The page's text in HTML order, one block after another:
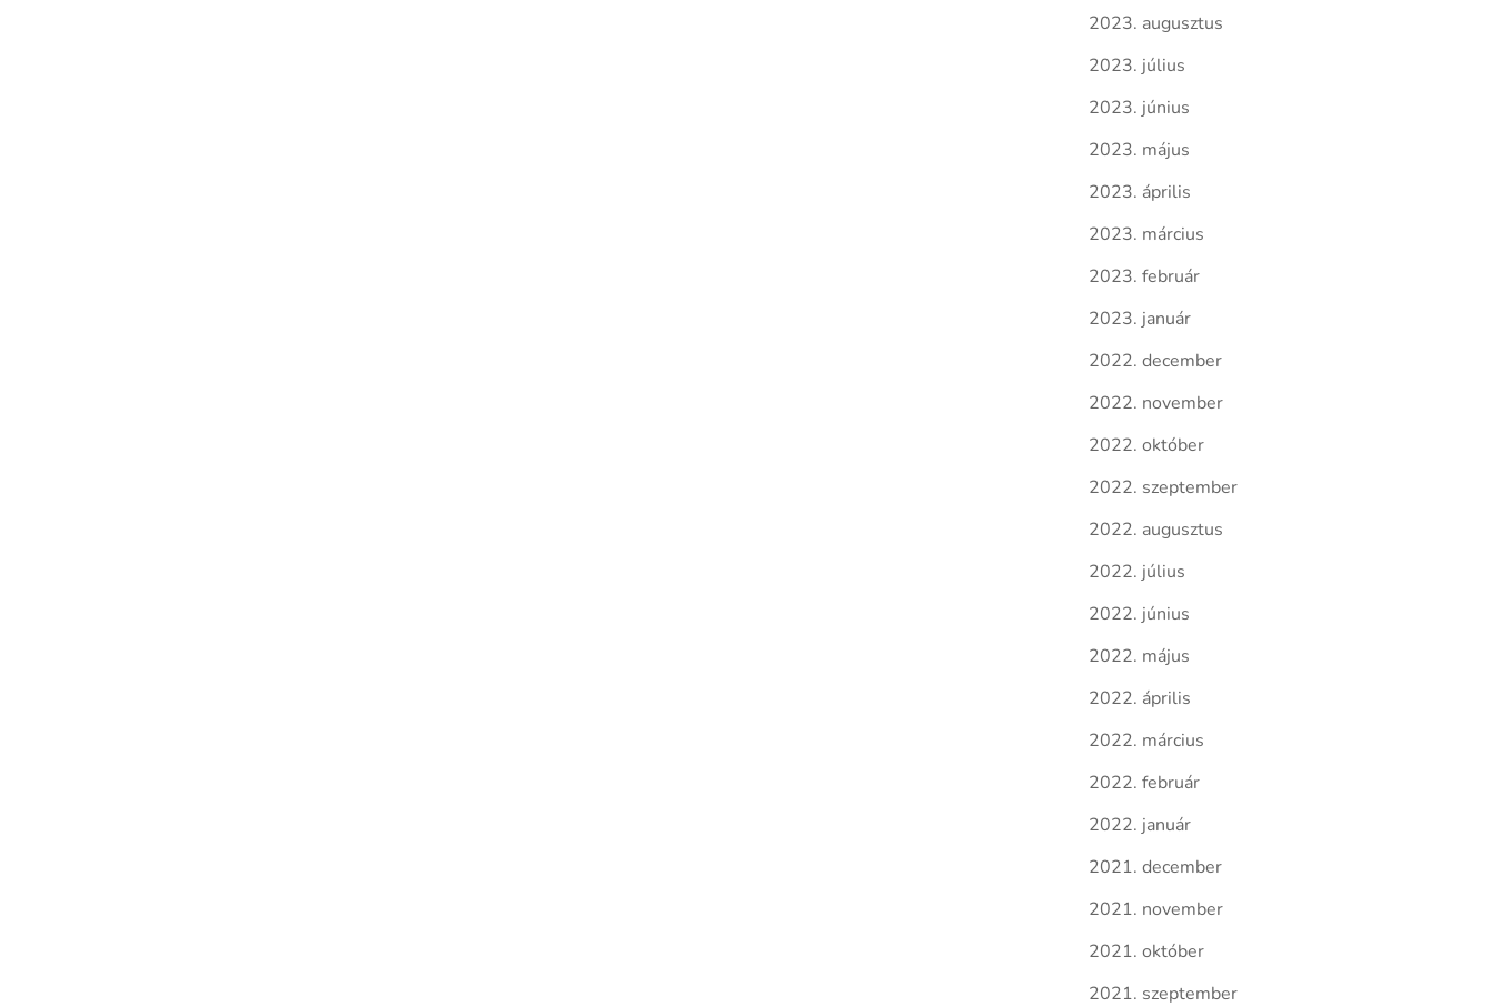
2023. augusztus
2023. július
2023. június
2023. május
2023. április
2023. március
2023. február
2023. január
2022. december
2022. november
2022. október
2022. szeptember
2022. augusztus
2022. július
2022. június
2022. május
2022. április
2022. március
2022. február
2022. január
2021. december
2021. november
2021. október
2021. szeptember